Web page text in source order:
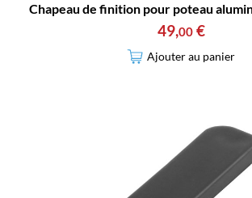
Chapeau de finition pour poteau
49,00 €
Ajouter au panier